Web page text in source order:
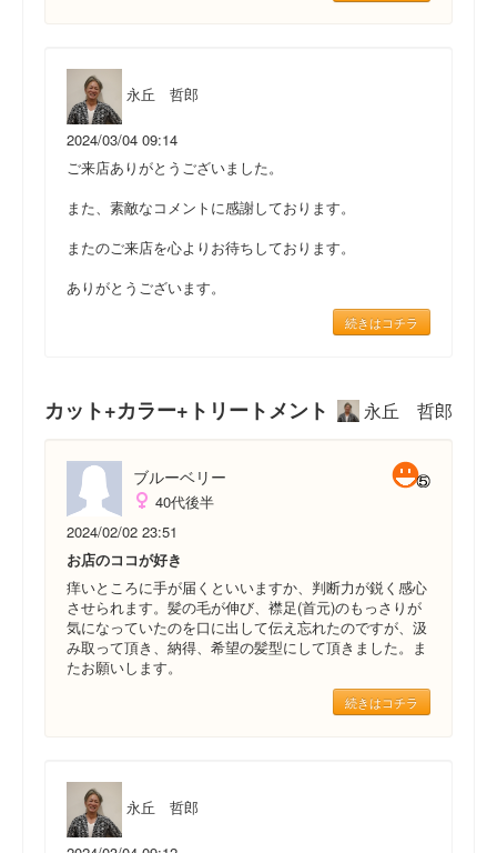
永丘 哲郎
2024/03/04 09:14
ご来店ありがとうございました。
また、素敵なコメントに感謝しております。
またのご来店を心よりお待ちしております。
ありがとうございます。
続きはコチラ
カット+カラー+トリートメント 永丘 哲郎
ブルーベリー
40代後半
2024/02/02 23:51
お店のココが好き
痒いところに手が届くといいますか、判断力が鋭く感心
させられます。髪の毛が伸び、襟足(首元)のもっさりが
気になっていたのを口に出して伝え忘れたのですが、汲
み取って頂き、納得、希望の髪型にして頂きました。ま
たお願いします。
続きはコチラ
永丘 哲郎